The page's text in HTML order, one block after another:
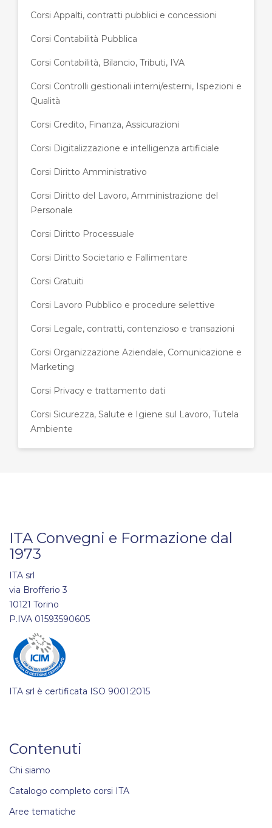
Corsi Appalti, contratti pubblici e concessioni
Corsi Contabilità Pubblica
Corsi Contabilità, Bilancio, Tributi, IVA
Corsi Controlli gestionali interni/esterni, Ispezioni e
Qualità
Corsi Credito, Finanza, Assicurazioni
Corsi Digitalizzazione e intelligenza artificiale
Corsi Diritto Amministrativo
Corsi Diritto del Lavoro, Amministrazione del
Personale
Corsi Diritto Processuale
Corsi Diritto Societario e Fallimentare
Corsi Gratuiti
Corsi Lavoro Pubblico e procedure selettive
Corsi Legale, contratti, contenzioso e transazioni
Corsi Organizzazione Aziendale, Comunicazione e
Marketing
Corsi Privacy e trattamento dati
Corsi Sicurezza, Salute e Igiene sul Lavoro, Tutela
Ambiente
ITA Convegni e Formazione dal
1973
ITA srl
via Brofferio 3
10121 Torino
P.IVA 01593590605
ITA srl è certificata ISO 9001:2015
Contenuti
Chi siamo
Catalogo completo corsi ITA
Aree tematiche